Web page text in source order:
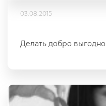
03.08.2015
Делать добро выгодно